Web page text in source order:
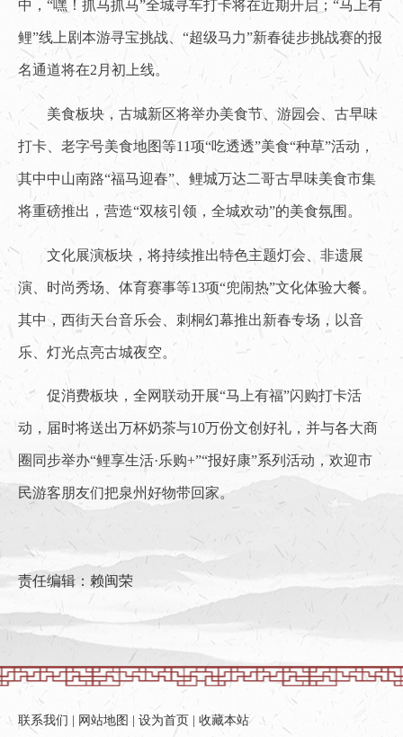
中，“嘿！抓马抓马”全城寻车打卡将在近期开启；“马上有
鲤”线上剧本游寻宝挑战、“超级马力”新春徒步挑战赛的报
名通道将在2月初上线。
美食板块，古城新区将举办美食节、游园会、古早味
打卡、老字号美食地图等11项“吃透透”美食“种草”活动，
其中中山南路“福马迎春”、鲤城万达二哥古早味美食市集
将重磅推出，营造“双核引领，全城欢动”的美食氛围。
文化展演板块，将持续推出特色主题灯会、非遗展
演、时尚秀场、体育赛事等13项“兜闹热”文化体验大餐。
其中，西街天台音乐会、刺桐幻幕推出新春专场，以音
乐、灯光点亮古城夜空。
促消费板块，全网联动开展“马上有福”闪购打卡活
动，届时将送出万杯奶茶与10万份文创好礼，并与各大商
圈同步举办“鲤享生活·乐购+”“报好康”系列活动，欢迎市
民游客朋友们把泉州好物带回家。
责任编辑：赖闽荣
联系我们 网站地图 设为首页
收藏本站